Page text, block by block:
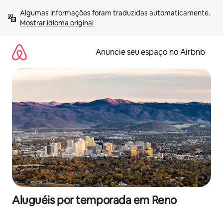
para
Mostrar idioma original
Anuncie seu espaço no Airbnb
Aluguéis por temporada em Reno